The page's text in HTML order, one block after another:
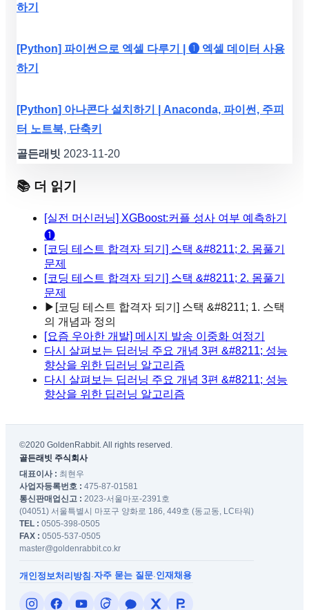
하기
[Python] 파이썬으로 엑셀 다루기 | ❶ 엑셀 데이터 사용
하기
[Python] 아나콘다 설치하기 | Anaconda, 파이썬, 주피
터 노트북, 단축키
골든래빗 2023-11-20
📚 더 읽기
[실전 머신러닝] XGBoost:커플 성사 여부 예측하기
❶
[코딩 테스트 합격자 되기] 스택 &#8211; 2. 몸풀기
문제
[코딩 테스트 합격자 되기] 스택 &#8211; 2. 몸풀기
문제
▶ [코딩 테스트 합격자 되기] 스택 &#8211; 1. 스택
의 개념과 정의
[요즘 우아한 개발] 메시지 발송 이중화 여정기
다시 살펴보는 딥러닝 주요 개념 3편 &#8211; 성능
향상을 위한 딥러닝 알고리즘
다시 살펴보는 딥러닝 주요 개념 3편 &#8211; 성능
향상을 위한 딥러닝 알고리즘
©2020 GoldenRabbit. All rights reserved.
골든래빗 주식회사
대표이사 : 최현우
사업자등록번호 : 475-87-01581
통신판매업신고 : 2023-서울마포-2391호
(04051) 서울특별시 마포구 양화로 186, 449호 (동교동, LC타워)
TEL : 0505-398-0505
FAX : 0505-537-0505
master@goldenrabbit.co.kr
개인정보처리방침 ·자주 묻는 질문·인재채용